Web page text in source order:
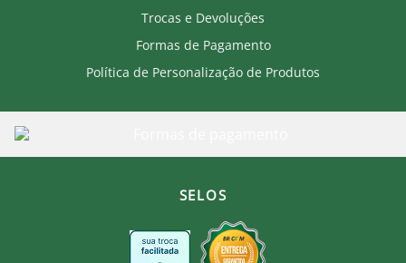
Trocas e Devoluções
Formas de Pagamento
Política de Personalização de Produtos
SELOS